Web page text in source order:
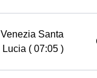
Venezia Santa
Lucia ( 07:05 )